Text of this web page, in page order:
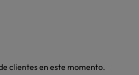
clientes en este momento.